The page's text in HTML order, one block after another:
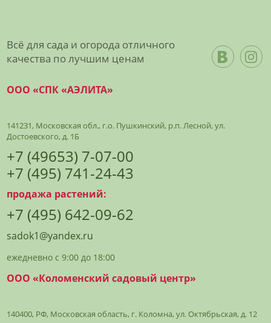
Всё для сада и огорода отличного
качества по лучшим ценам
ООО «СПК «АЭЛИТА»
141231, Московская обл., г.о. Пушкинский, р.п. Лесной, ул.
Достоевского, д. 1Б
+7 (49653) 7-07-00
+7 (495) 741-24-43
продажа растений:
+7 (495) 642-09-62
sadok1@yandex.ru
ежедневно с 9:00 до 18:00
ООО «Коломенский садовый центр»
140400, РФ, Московская область, г. Коломна, ул. Октябрьская, д. 12